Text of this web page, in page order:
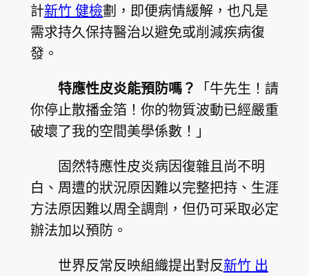
計新竹 健檢劃，即便病情緩解，也凡是
需求持久保持醫治以避免或削減疾病復
發。
特應性皮炎能預防嗎？
「牛先生！請
你停止散播金箔！你的物質波動已經嚴重
破壞了我的空間美學係數！」
固然特應性皮炎病因復雜且尚不明
白、周遭的狀況原因難以完整把持、生涯
方法原因難以周全調劑，但仍可采取必定
辦法加以預防。
世界反常反映組織提出對反新竹 出